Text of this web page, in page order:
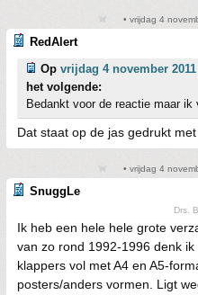
• vrijdag 4
RedAlert
Op vrijdag 4 november 2011
het volgende:
Bedankt voor de reactie maar
Dat staat op de jas gedrukt
• vrijdag 4
SnuggLe
Drs.
Ik heb een hele hele grote
van zo rond 1992-1996 denk
klappers vol met A4 en A5-
posters/anders vormen. Ligt